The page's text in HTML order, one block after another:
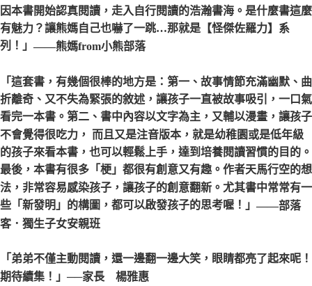
因本書開始認真閱讀，走入自行閱讀的浩瀚書海。是什麼書這麼
有魅力？讓熊媽自己也嚇了一跳…那就是【怪傑佐羅力】系
列！」 ——熊媽from小熊部落
「這套書，有幾個很棒的地方是：第一、故事情節充滿幽默、曲
折離奇、又不失為緊張的敘述，讓孩子一直被故事吸引，一口氣
看完一本書。第二、書中內容以文字為主，又輔以漫畫，讓孩子
不會覺得很吃力， 而且又是注音版本，就是幼稚園或是低年級
的孩子來看本書，也可以輕鬆上手，達到培養閱讀習慣的目的。
最後，本書有很多「梗」都很有創意又有趣。作者天馬行空的想
法，非常容易感染孩子，讓孩子的創意翻新。尤其書中常常有一
些「新發明」的構圖，都可以啟發孩子的思考喔！」 ——部落
客．獨生子女安親班
「弟弟不僅主動閱讀，還一邊翻一邊大笑，眼睛都亮了起來呢！
期待續集！」 ──家長 楊雅惠